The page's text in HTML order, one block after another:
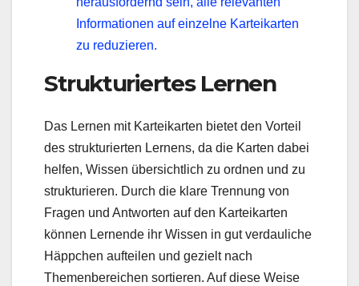
Informationen auf einzelne Karteikarten
zu reduzieren.
Strukturiertes Lernen
Das Lernen mit Karteikarten bietet den Vorteil
des strukturierten Lernens, da die Karten dabei
helfen, Wissen übersichtlich zu ordnen und zu
strukturieren. Durch die klare Trennung von
Fragen und Antworten auf den Karteikarten
können Lernende ihr Wissen in gut verdauliche
Häppchen aufteilen und gezielt nach
Themenbereichen sortieren. Auf diese Weise